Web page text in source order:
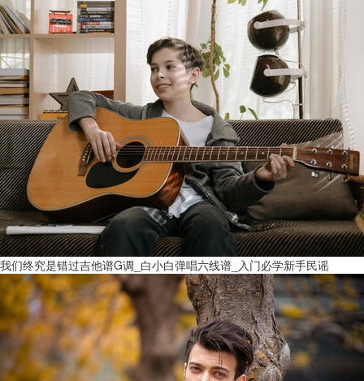
我们终究是错过吉他谱G调_白小白弹唱六线谱_入门必学新手民谣